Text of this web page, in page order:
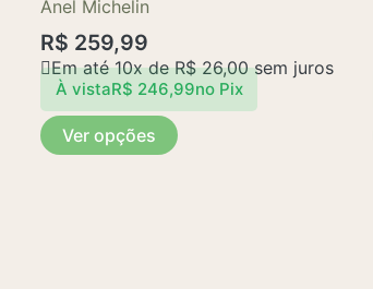
Anel Michelin
R$ 259,99
Em até 10x deR$26,00sem juros
À vistaR$ 246,99no Pix
Ver opções
As
opções
podem